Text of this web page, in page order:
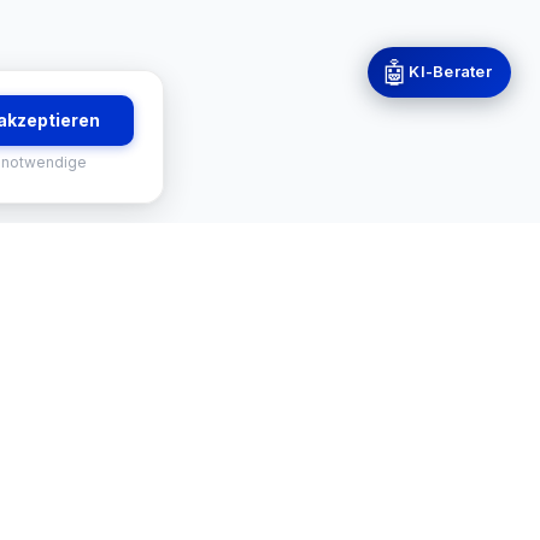
🤖 KI-Berater
notwendige